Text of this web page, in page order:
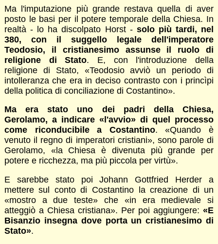
Ma l'imputazione più grande restava quella di aver
posto le basi per il potere temporale della Chiesa. In
realtà - lo ha discolpato Horst - solo più tardi, nel
380, con il suggello legale dell'imperatore
Teodosio, il cristianesimo assunse il ruolo di
religione di Stato. E, con l'introduzione della
religione di Stato, «Teodosio avviò un periodo di
intolleranza che era in deciso contrasto con i princìpi
della politica di conciliazione di Costantino».
Ma era stato uno dei padri della Chiesa,
Gerolamo, a indicare «l'avvio» di quel processo
come riconducibile a Costantino. «Quando è
venuto il regno di imperatori cristiani», sono parole di
Gerolamo, «la Chiesa è divenuta più grande per
potere e ricchezza, ma più piccola per virtù».
E sarebbe stato poi Johann Gottfried Herder a
mettere sul conto di Costantino la creazione di un
«mostro a due teste» che «in era medievale si
atteggiò a Chiesa cristiana». Per poi aggiungere:«E
Bisanzio insegna dove porta un cristianesimo di
Stato».